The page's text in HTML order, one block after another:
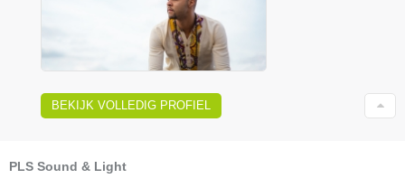
BEKIJK VOLLEDIG PROFIEL
PLS Sound & Light